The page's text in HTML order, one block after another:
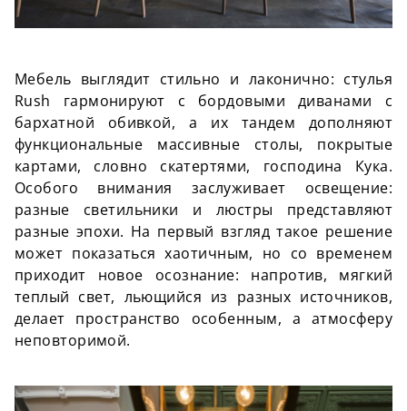
Мебель выглядит стильно и лаконично: стулья
Rush гармонируют с бордовыми диванами с
бархатной обивкой, а их тандем дополняют
функциональные массивные столы, покрытые
картами, словно скатертями, господина Кука.
Особого внимания заслуживает освещение:
разные светильники и люстры представляют
разные эпохи. На первый взгляд такое решение
может показаться хаотичным, но со временем
приходит новое осознание: напротив, мягкий
теплый свет, льющийся из разных источников,
делает пространство особенным, а атмосферу
неповторимой.